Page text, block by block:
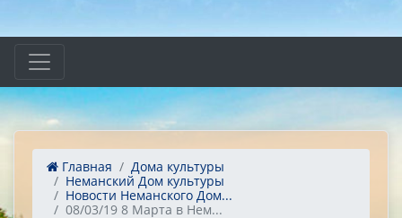
Главная
Дома культуры
Неманский Дом культуры
Новости Неманского Дом...
08/03/19 8 Марта в Нем...